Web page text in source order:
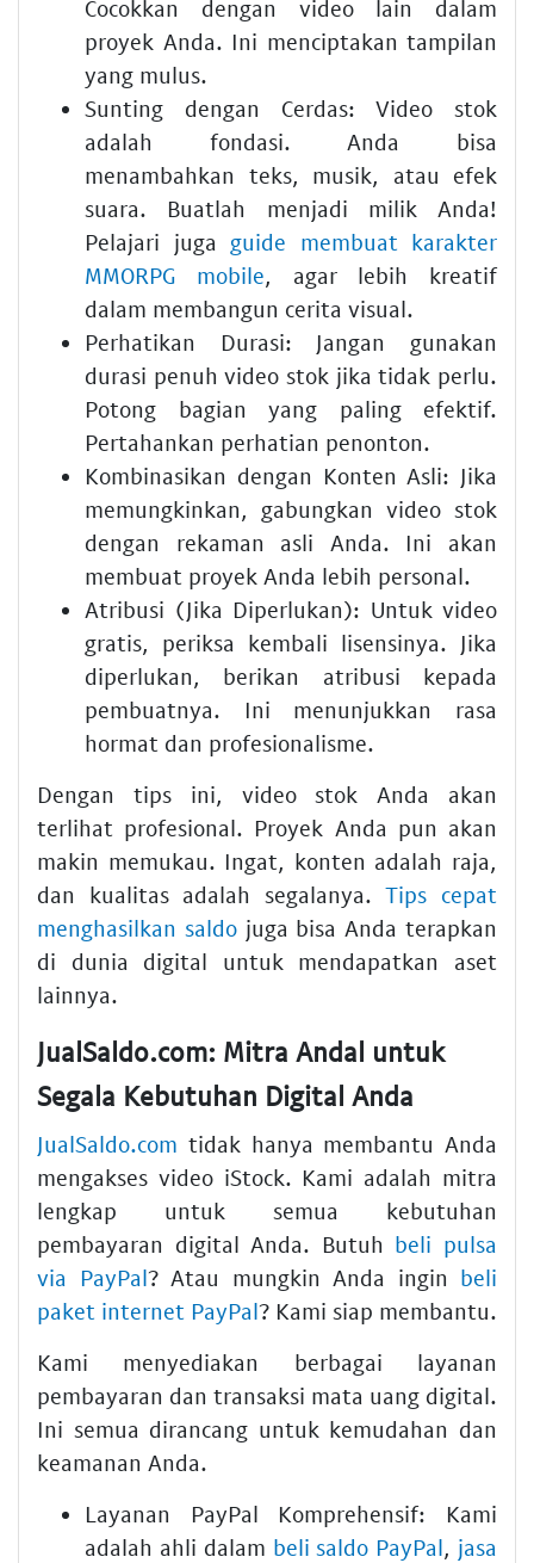
Cocokkan dengan video lain dalam
proyek Anda. Ini menciptakan tampilan
yang mulus.
Sunting dengan Cerdas: Video stok
adalah fondasi. Anda bisa
menambahkan teks, musik, atau efek
suara. Buatlah menjadi milik Anda!
Pelajari juga guide membuat karakter
MMORPG mobile, agar lebih kreatif
dalam membangun cerita visual.
Perhatikan Durasi: Jangan gunakan
durasi penuh video stok jika tidak perlu.
Potong bagian yang paling efektif.
Pertahankan perhatian penonton.
Kombinasikan dengan Konten Asli: Jika
memungkinkan, gabungkan video stok
dengan rekaman asli Anda. Ini akan
membuat proyek Anda lebih personal.
Atribusi (Jika Diperlukan): Untuk video
gratis, periksa kembali lisensinya. Jika
diperlukan, berikan atribusi kepada
pembuatnya. Ini menunjukkan rasa
hormat dan profesionalisme.
Dengan tips ini, video stok Anda akan
terlihat profesional. Proyek Anda pun akan
makin memukau. Ingat, konten adalah raja,
dan kualitas adalah segalanya.Tips cepat
menghasilkan saldojuga bisa Anda terapkan
di dunia digital untuk mendapatkan aset
lainnya.
JualSaldo.com: Mitra Andal untuk
Segala Kebutuhan Digital Anda
JualSaldo.com tidak hanya membantu Anda
mengakses video iStock. Kami adalah mitra
lengkap untuk semua kebutuhan
pembayaran digital Anda. Butuh beli pulsa
via PayPal? Atau mungkin Anda ingin beli
paket internet PayPal? Kami siap membantu.
Kami menyediakan berbagai layanan
pembayaran dan transaksi mata uang digital.
Ini semua dirancang untuk kemudahan dan
keamanan Anda.
Layanan PayPal Komprehensif: Kami
adalah ahli dalam beli saldo PayPal, jasa